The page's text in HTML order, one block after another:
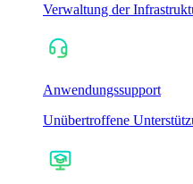
Verwaltung der
Anwendungssupport
Unübertroffene